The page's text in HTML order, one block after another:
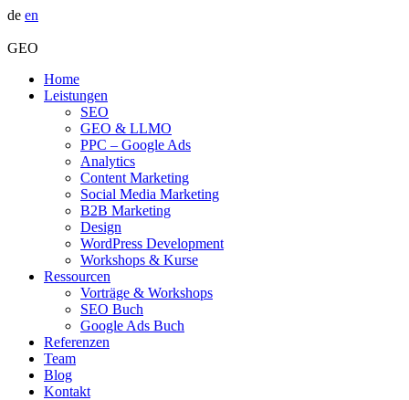
de en
GEO
Home
Leistungen
SEO
GEO & LLMO
PPC – Google Ads
Analytics
Content Marketing
Social Media Marketing
B2B Marketing
Design
WordPress Development
Workshops & Kurse
Ressourcen
Vorträge & Workshops
SEO Buch
Google Ads Buch
Referenzen
Team
Blog
Kontakt